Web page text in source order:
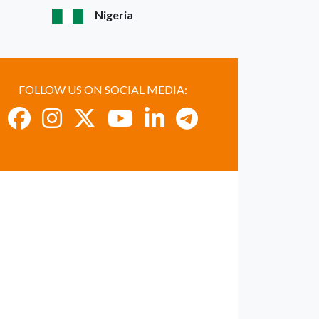
Nigeria
FOLLOW US ON SOCIAL MEDIA: